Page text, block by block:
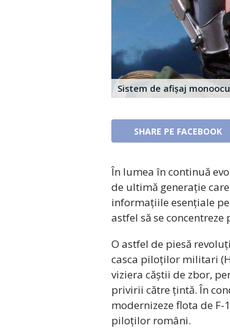
Sistem de afișaj
SHARE PE FACEBOOK
În lumea în continuă
de ultimă generație
informațiile esențiale
astfel să se
O astfel de piesă
casca piloților militari
viziera căștii de zbor,
privirii către țintă. În
modernizeze flota de
piloților români.